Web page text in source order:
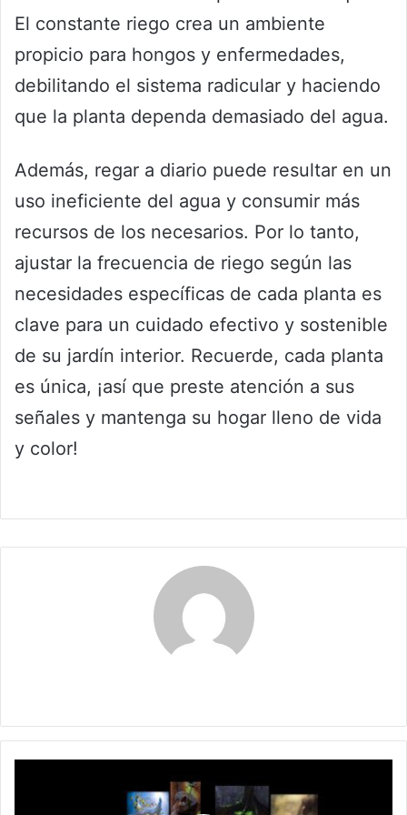
El constante riego crea un ambiente
propicio para hongos y enfermedades,
debilitando el sistema radicular y haciendo
que la planta dependa demasiado del agua.
Además, regar a diario puede resultar en un
uso ineficiente del agua y consumir más
recursos de los necesarios. Por lo tanto,
ajustar la frecuencia de riego según las
necesidades específicas de cada planta es
clave para un cuidado efectivo y sostenible
de su jardín interior. Recuerde, cada planta
es única, ¡así que preste atención a sus
señales y mantenga su hogar lleno de vida
y color!